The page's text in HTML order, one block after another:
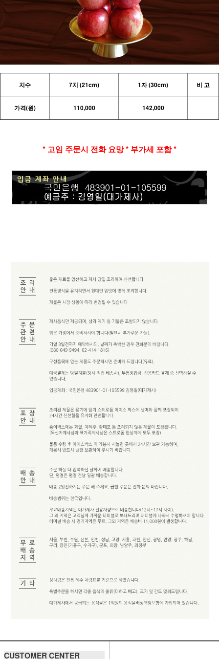
치수 7치 (21cm) 1자 (30cm) 비 고
가격(원) 110,000 142,000
* 고임 주문시 전화 요망 * 부가세 포함 *
CUSTOMER CENTER